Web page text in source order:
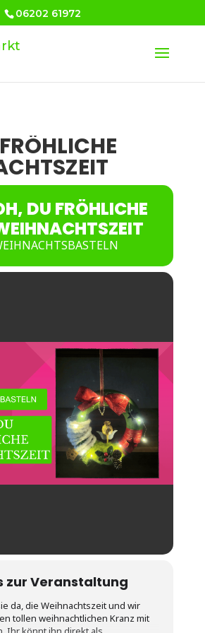
06202 61972
DU FRÖHLICHE
zur Veranstaltung
da, die Weihnachtszeit und wir
tollen weihnachtlichen Kranz mit